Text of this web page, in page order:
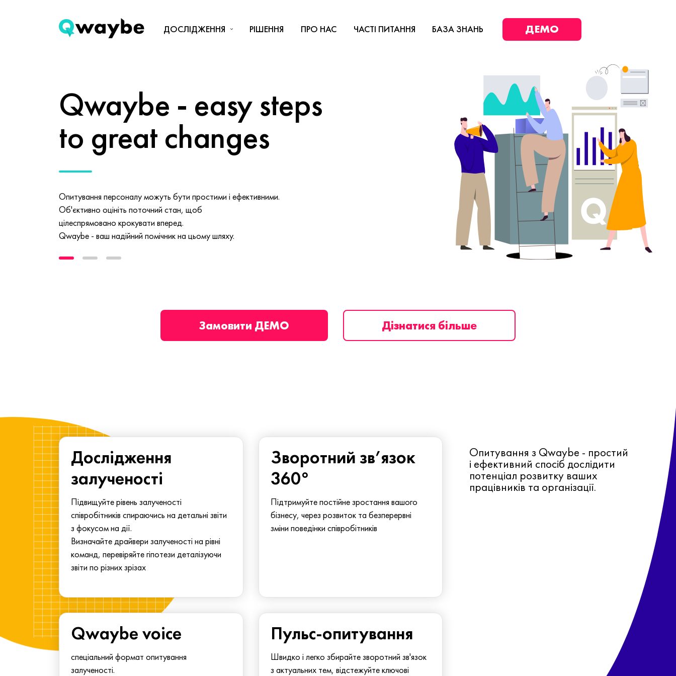
ДОСЛІДЖЕННЯ РІШЕННЯ ПРО НАС ЧАСТІ ПИТАННЯ БАЗА ЗНАНЬ ДЕМО
Qwaybe - easy steps
to great changes
Опитування персоналу можуть бути простими і ефективними.
Об'єктивно оцініть поточний стан, щоб
цілеспрямовано крокувати вперед.
Qwaybe - ваш надійний помічник на цьому шляху.
Замовити ДЕМО Дізнатися більше
Дослідження
залученості
Підвищуйте рівень залученості
співробітників спираючись на детальні звіти
з фокусом на дії.
Визначайте драйвери залученості на рівні
команд, перевіряйте гіпотези деталізуючи
звіти по різних зрізах
Зворотний зв’язок
360°
Підтримуйте постійне зростання вашого
бізнесу, через розвиток та безперервні
зміни поведінки співробітників
Опитування з Qwaybe - простий
і ефективний спосіб дослідити
потенціал розвитку ваших
працівників та організації.
Qwaybe voice
спеціальний формат опитування
залученості.
Пульс-опитування
Швидко і легко збирайте зворотний зв'язок
з актуальних тем, відстежуйте ключові